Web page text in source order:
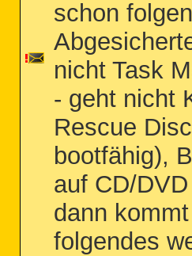
schon
nicht Task
- geht nicht
Rescue
bootfähig),
auf CD/
dann
folgendes